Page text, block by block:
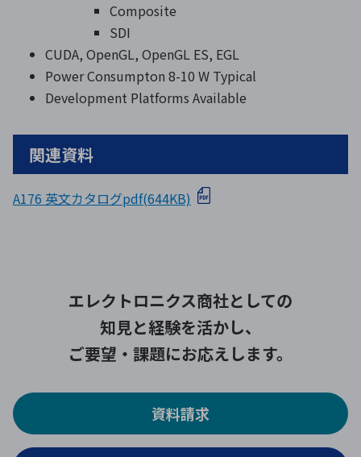
Composite
SDI
CUDA, OpenGL, OpenGL ES, EGL
Power Consumpton 8-10 W Typical
Development Platforms Available
関連資料
A176 英文カタログpdf(644KB)
エレクトロニクス商社としての
知見と経験を活かし、
ご要望・課題にお応えします。
資料請求